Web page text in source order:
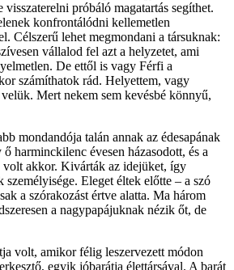
visszaterelni próbáló magatartás segíthet.
konfrontálódni kellemetlen
Célszerű lehet megmondani a társuknak:
vállalod fel azt a helyzetet, ami
De ettől is vagy Férfi a
számíthatok rád. Helyettem, vagy
Mert nekem sem kevésbé könnyű,
mondandója talán annak az édesapának
harminckilenc évesen házasodott, és a
volt akkor. Kivárták az idejüket, így
Eleget éltek előtte – a szó
a szórakozást értve alatta. Ma három
a nagypapájuknak nézik őt, de
volt, amikor félig leszervezett módon
egyik jóbarátja élettársával. A barát